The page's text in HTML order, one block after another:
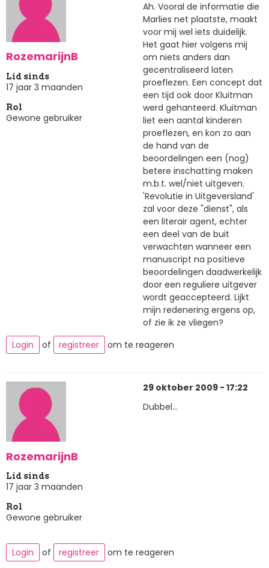
RozemarijnB
Lid sinds
17 jaar 3 maanden
Rol
Gewone gebruiker
Ah. Vooral de informatie die
Marlies net plaatste, maakt
voor mij wel iets duidelijk.
Het gaat hier volgens mij
om niets anders dan
gecentraliseerd laten
proeflezen. Een concept dat
een tijd ook door Kluitman
werd gehanteerd. Kluitman
liet een aantal kinderen
proeflezen, en kon zo aan
de hand van de
beoordelingen een (nog)
betere inschatting maken
m.b.t. wel/niet uitgeven.
'Revolutie in Uitgeversland'
zal voor deze "dienst", als
een literair agent, echter
een deel van de buit
verwachten wanneer een
manuscript na positieve
beoordelingen daadwerkelijk
door een reguliere uitgever
wordt geaccepteerd. Lijkt
mijn redenering ergens op,
of zie ik ze vliegen?
Login
of registreer om te reageren
RozemarijnB
Lid sinds
17 jaar 3 maanden
Rol
Gewone gebruiker
29 oktober 2009 - 17:22
Dubbel...
Login of registreer om te reageren